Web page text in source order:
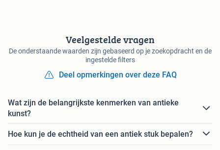
Veelgestelde vragen
De onderstaande waarden zijn gebaseerd op je zoekopdracht en de
ingestelde filters
Deel opmerkingen over deze FAQ
Wat zijn de belangrijkste kenmerken van antieke
kunst?
Hoe kun je de echtheid van een antiek stuk bepalen?